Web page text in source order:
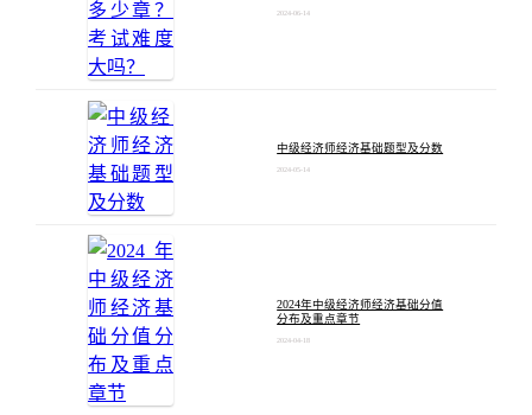
2024-06-14
中级经济师经济基础题型及分数
2024-05-14
2024年中级经济师经济基础分值
分布及重点章节
2024-04-18